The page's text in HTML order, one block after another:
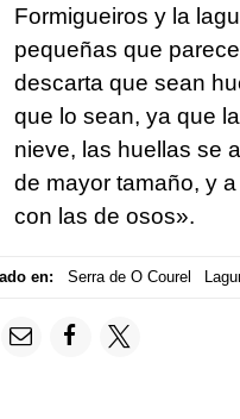
Formigueiros y la
pequeñas que
descarta que sean
que lo sean, ya que
nieve, las huellas se
de mayor tamaño, y
con las de osos».
en: Serra de O Courel